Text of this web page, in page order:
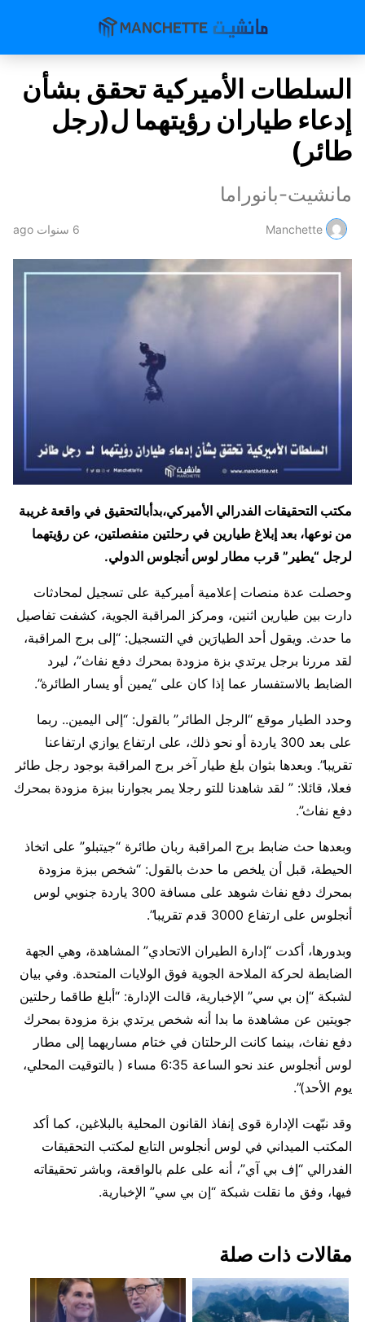
السلطات الأميركية تحقق بشأن
إدعاء طياران رؤيتهما ل(رجل
طائر)
مانشيت-بانوراما
Manchette 6 سنوات ago
مكتب التحقيقات الفدرالي الأميركي،بدأبالتحقيق في واقعة غريبة
من نوعها، بعد إبلاغ طيارين في رحلتين منفصلتين، عن رؤيتهما
لرجل “يطير” قرب مطار لوس أنجلوس الدولي.
وحصلت عدة منصات إعلامية أميركية على تسجيل لمحادثات
دارت بين طيارين اثنين، ومركز المراقبة الجوية، كشفت تفاصيل
ما حدث. ويقول أحد الطيارَين في التسجيل: “إلى برج المراقبة،
لقد مررنا برجل يرتدي بزة مزودة بمحرك دفع نفاث”، ليرد
الضابط بالاستفسار عما إذا كان على “يمين أو يسار الطائرة”.
وحدد الطيار موقع “الرجل الطائر” بالقول: “إلى اليمين.. ربما
على بعد 300 ياردة أو نحو ذلك، على ارتفاع يوازي ارتفاعنا
تقريبا”. وبعدها بثوان بلغ طيار آخر برج المراقبة بوجود رجل طائر
فعلا، قائلا: ” لقد شاهدنا للتو رجلا يمر بجوارنا ببزة مزودة بمحرك
دفع نفاث”.
وبعدها حث ضابط برج المراقبة ربان طائرة “جيتبلو” على اتخاذ
الحيطة، قبل أن يلخص ما حدث بالقول: “شخص ببزة مزودة
بمحرك دفع نفاث شوهد على مسافة 300 ياردة جنوبي لوس
أنجلوس على ارتفاع 3000 قدم تقريبا”.
وبدورها، أكدت “إدارة الطيران الاتحادي” المشاهدة، وهي الجهة
الضابطة لحركة الملاحة الجوية فوق الولايات المتحدة. وفي بيان
لشبكة “إن بي سي” الإخبارية، قالت الإدارة: “أبلغ طاقما رحلتين
جويتين عن مشاهدة ما بدا أنه شخص يرتدي بزة مزودة بمحرك
دفع نفاث، بينما كانت الرحلتان في ختام مساريهما إلى مطار
لوس أنجلوس عند نحو الساعة 6:35 مساء ( بالتوقيت المحلي،
يوم الأحد)”.
وقد نبّهت الإدارة قوى إنفاذ القانون المحلية بالبلاغين، كما أكد
المكتب الميداني في لوس أنجلوس التابع لمكتب التحقيقات
الفدرالي “إف بي آي”، أنه على علم بالواقعة، وباشر تحقيقاته
فيها، وفق ما نقلت شبكة “إن بي سي” الإخبارية.
مقالات ذات صلة